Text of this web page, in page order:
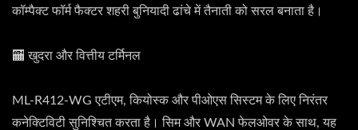
कॉम्पैक्ट फॉर्म फैक्टर शहरी बुनियादी ढांचे में तैनाती को सरल बनाता है।
🏧 खुदरा और वित्तीय टर्मिनल
ML-R412-WG एटीएम, कियोस्क और पीओएस सिस्टम के लिए निरंतर
कनेक्टिविटी सुनिश्चित करता है। सिम और WAN फेलओवर के साथ, यह